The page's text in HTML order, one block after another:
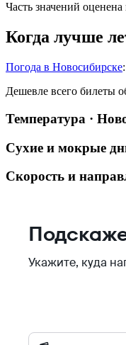
Часть значений оценена
Когда лучше
Погода в Новосибирске
Дешевле всего билеты
Температура ·
Сухие и мокрые
Скорость и
Укажите, куда